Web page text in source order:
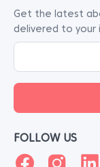
Get the latest
delivered to your
FOLLOW US